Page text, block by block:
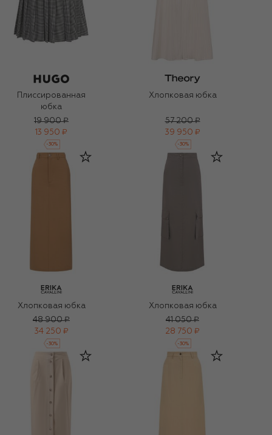
Плиссированная
юбка
19 900 ₽
13 950 ₽
-30%
Хлопковая юбка
57 200 ₽
39 950 ₽
-30%
Хлопковая юбка
48 900 ₽
34 250 ₽
-30%
Хлопковая юбка
41 050 ₽
28 750 ₽
-30%